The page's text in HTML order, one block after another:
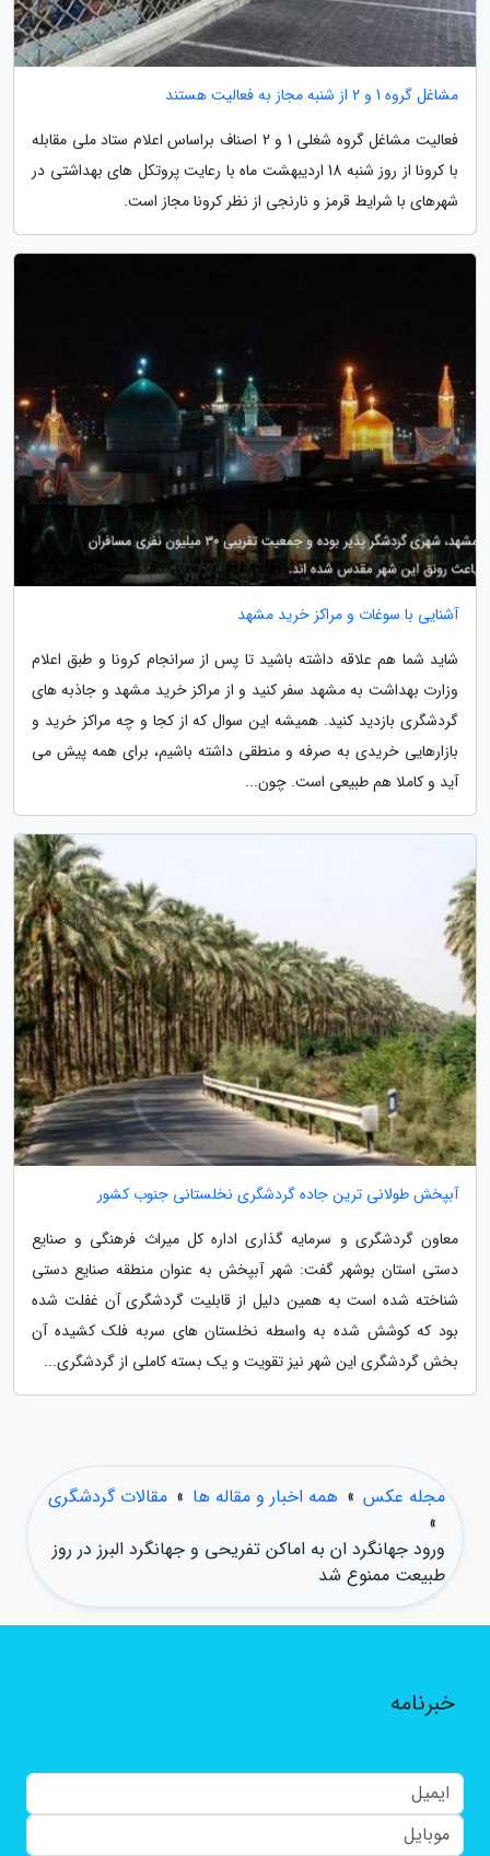
مشاغل گروه 1 و 2 از شنبه مجاز به فعالیت هستند
فعالیت مشاغل گروه شغلی 1 و 2 اصناف براساس اعلام ستاد ملی مقابله
با کرونا از روز شنبه 18 اردیبهشت ماه با رعایت پروتکل های بهداشتی در
شهرهای با شرایط قرمز و نارنجی از نظر کرونا مجاز است.
آشنایی با سوغات و مراکز خرید مشهد
شاید شما هم علاقه داشته باشید تا پس از سرانجام کرونا و طبق اعلام
وزارت بهداشت به مشهد سفر کنید و از مراکز خرید مشهد و جاذبه های
گردشگری بازدید کنید. همیشه این سوال که از کجا و چه مراکز خرید و
بازارهایی خریدی به صرفه و منطقی داشته باشیم، برای همه پیش می
آید و کاملا هم طبیعی است. چون...
آبپخش طولانی ترین جاده گردشگری نخلستانی جنوب کشور
معاون گردشگری و سرمایه گذاری اداره کل میراث فرهنگی و صنایع
دستی استان بوشهر گفت: شهر آبپخش به عنوان منطقه صنایع دستی
شناخته شده است به همین دلیل از قابلیت گردشگری آن غفلت شده
بود که کوشش شده به واسطه نخلستان های سربه فلک کشیده آن
بخش گردشگری این شهر نیز تقویت و یک بسته کاملی از گردشگری...
مجله عکس » همه اخبار و مقاله ها » مقالات گردشگری
»
ورود جهانگرد ان به اماکن تفریحی و جهانگرد البرز در روز
طبیعت ممنوع شد
خبرنامه